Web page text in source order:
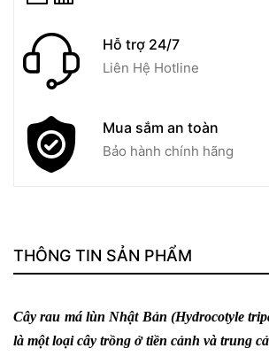
Hỗ trợ 24/7
Liên Hệ Hotline
Mua sắm an toàn
Bảo hành chính hãng
THÔNG TIN SẢN PHẨM
Cây rau má lùn Nhật Bản (Hydrocotyle
là một loại cây trồng ở tiền cảnh và trung